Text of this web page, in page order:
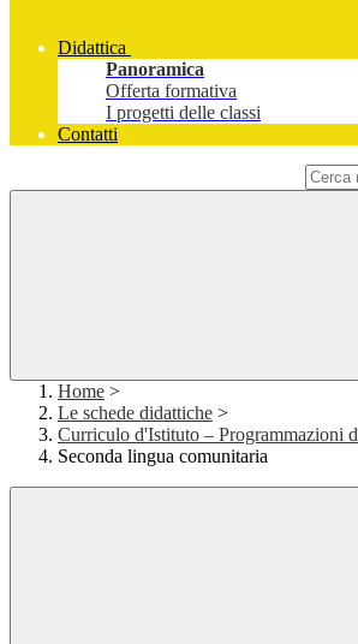
Didattica
Panoramica
Offerta formativa
I progetti delle classi
Contatti
Home >
Le schede didattiche >
Curriculo d'Istituto – Programmazioni
Seconda lingua comunitaria